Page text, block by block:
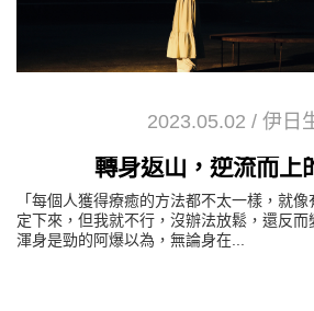
2023.05.02 / 伊日
轉身返山，逆流而上
「每個人獲得療癒的方法都不太一樣，就
定下來，但我就不行，沒辦法放鬆，還反
渾身是勁的阿爆以為，無論身在...